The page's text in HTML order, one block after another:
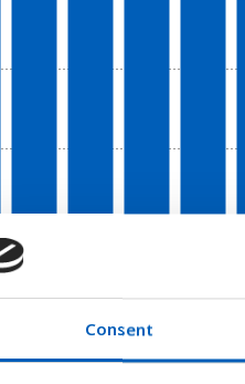
Consent
2003